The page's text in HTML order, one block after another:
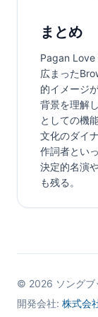
まとめ
Pagan Love
広まった
的イメージ
背景を理解
としての機
文化のダイ
作詞者とい
決定的名演
も残る。
© 2026 ソング
開発会社: 株式会